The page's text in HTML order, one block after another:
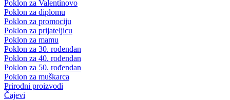
Poklon za Valentinovo
Poklon za diplomu
Poklon za promociju
Poklon za prijateljicu
Poklon za mamu
Poklon za 30. rođendan
Poklon za 40. rođendan
Poklon za 50. rođendan
Poklon za muškarca
Prirodni proizvodi
Čajevi